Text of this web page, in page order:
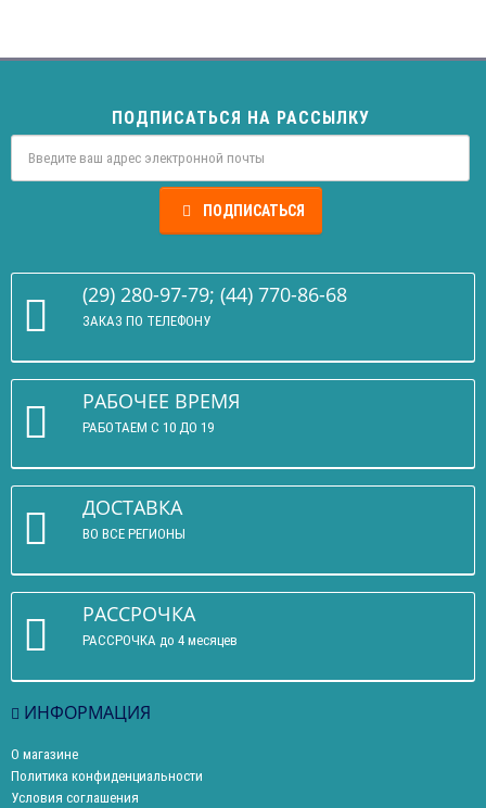
ПОДПИСАТЬСЯ НА РАССЫЛКУ
ПОДПИСАТЬСЯ
(29) 280-97-79; (44) 770-86-68
ЗАКАЗ ПО ТЕЛЕФОНУ
РАБОЧЕЕ ВРЕМЯ
РАБОТАЕМ С 10 ДО 19
ДОСТАВКА
ВО ВСЕ РЕГИОНЫ
РАССРОЧКА
РАССРОЧКА до 4 месяцев
ИНФОРМАЦИЯ
О магазине
Политика конфиденциальности
Условия соглашения